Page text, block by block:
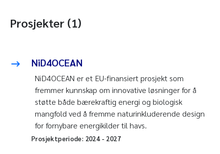
Prosjekter (1)
NiD4OCEAN
NiD4OCEAN er et EU-finansiert prosjekt som
fremmer kunnskap om innovative løsninger for å
støtte både bærekraftig energi og biologisk
mangfold ved å fremme naturinkluderende design
for fornybare energikilder til havs.
Prosjektperiode: 2024- 2027